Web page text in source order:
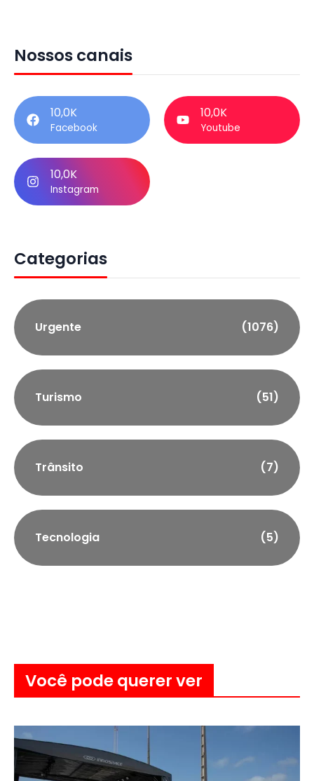
Nossos canais
10,0K
Facebook
10,0K
Youtube
10,0K
Instagram
Categorias
Urgente (1076)
Turismo (51)
Trânsito (7)
Tecnologia (5)
Você pode querer ver